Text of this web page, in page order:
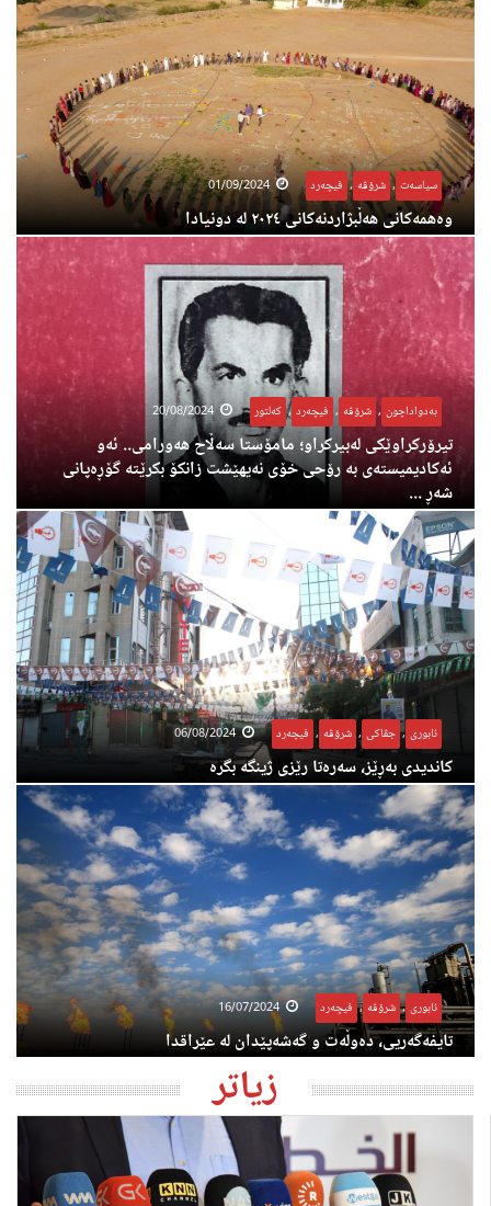
سیاسەت , شرۆڤە , فیچەرد 01/09/2024
وەهمەکانی هەڵبژاردنەکانی ٢٠٢٤ لە دونیادا
بەدواداچون , شرۆڤە , فیچەرد , کەلتور 20/08/2024
تیرۆرکراوێکی لەبیرکراو؛ مامۆستا سەڵاح هەورامی.. ئەو
ئەکادیمیستەی بە رۆحی خۆی نەیهێشت زانکۆ بکرێتە گۆڕەپانی
شەڕ ...
ئابوری , جڤاکی , شرۆڤە , فیچەرد 06/08/2024
کاندیدی بەڕێز، سەرەتا رێزی ژینگە بگرە
ئابوری , شرۆڤە , فیچەرد 16/07/2024
تایفەگەریی، دەوڵەت و گەشەپێدان لە عێراقدا
زیاتر